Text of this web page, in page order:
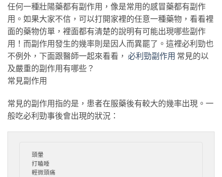
任何一種壯陽藥都有副作用，像是常用的感冒藥都有副作
用。如果大家不信，可以打開家裡的任意一種藥物，看看裡
面的藥物仿單，裡面都有清楚的說明有可能出現哪些副作
用！而副作用發生的幾率則是因人而異罷了。這裡必利勁也
不例外，下面跟醫師一起來看看， 必利勁副作用 常見的以
及嚴重的副作用有哪些？
常見副作用
常見的副作用指的是，患者在服藥後有較大的幾率出現。一
般吃必利勁事後會出現的狀況：
頭暈
打瞌睡
輕微頭痛